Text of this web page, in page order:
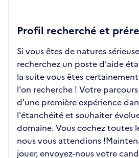
Profil recherché et
Si vous êtes de natures
recherchez un poste d'aide
la suite vous êtes
l'on recherche ! Votre
d'une première expérience
l'étanchéité et souhaiter
domaine. Vous cochez toutes
nous vous attendions
jouer, envoyez-nous votre